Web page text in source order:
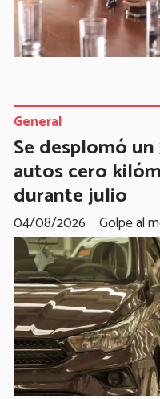
Se desplomó
autos cero
durante julio
Golpe al
General
04/08/2026